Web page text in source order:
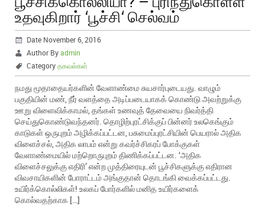
உதவுகிறார் ‘பூச்சி‘ செல்வம்
Date November 6, 2016
Author Byadmin
Categoryதகவல்கள்
நமது மூதாதையர்களின் வேளாண்மை சுயசார்புடையது. வாழும்
பகுதியின் மண், நீர் வளத்தை அடிப்படையாகக் கொண்டு அவற்றுக்கு
ஊறு விளைவிக்காமல், தங்கள் உணவுத் தேவையை நிவர்த்தி
செய்துகொண்டுவந்தனர். தொழிற்புரட்சிக்குப் பின்னர் உலகெங்கும்
காடுகள் ஒருபுறம் அழிக்கப்பட்டன, பசுமைப்புரட்சியின் பெயரால் அதிக
விளைச்சல், அதிக லாபம் என்று கவர்ச்சிகரப் போக்குகள்
வேளாண்மையில் மற்றொருபுறம் திணிக்கப்பட்டன. ‘அதிக
விளைச்சலுக்கு எதிரி’ என்ற முத்திரையுடன் பூச்சிகளுக்கு எதிரான
விவசாயிகளின் போராட்டம் அங்குதான் தொடங்கி வைக்கப்பட்டது.
உயிர்க்கொல்லிகள்! உலகப் போர்களில் மனித உயிர்களைக்
கொல்வதற்காக […]